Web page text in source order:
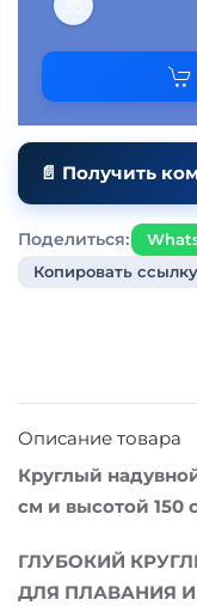
📄 Получить
Поделиться:
Копировать ссылку
Описание товара
Круглый
см и высотой 150
ГЛУБОКИЙ
ДЛЯ ПЛАВАНИЯ